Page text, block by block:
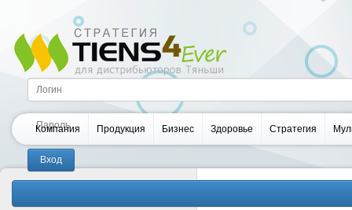
Компания Продукция Бизнес Здоровье Стратегия